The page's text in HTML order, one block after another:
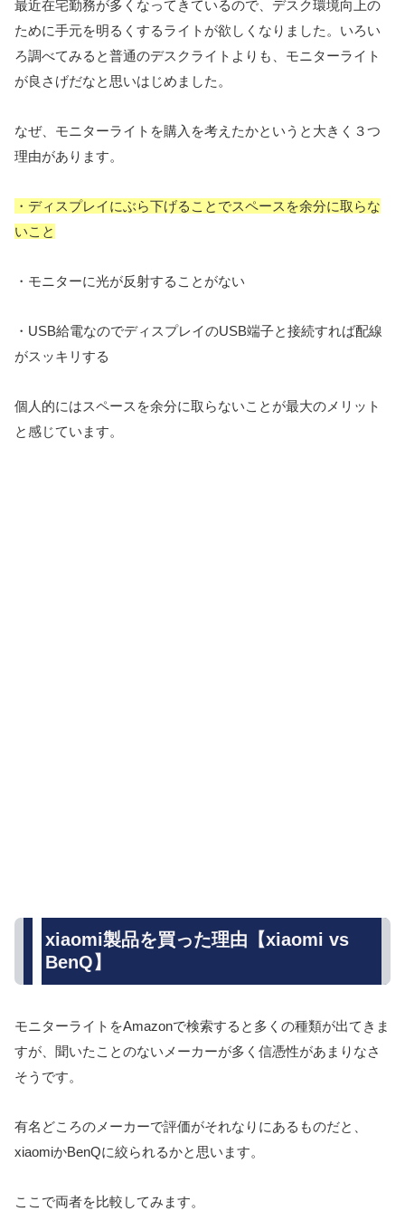
最近在宅勤務が多くなってきているので、デスク環境向上の
ために手元を明るくするライトが欲しくなりました。いろい
ろ調べてみると普通のデスクライトよりも、モニターライト
が良さげだなと思いはじめました。
なぜ、モニターライトを購入を考えたかというと大きく３つ
理由があります。
・ディスプレイにぶら下げることでスペースを余分に取らな
いこと
・モニターに光が反射することがない
・USB給電なのでディスプレイのUSB端子と接続すれば配線
がスッキリする
個人的にはスペースを余分に取らないことが最大のメリット
と感じています。
xiaomi製品を買った理由【xiaomi vs
BenQ】
モニターライトをAmazonで検索すると多くの種類が出てきま
すが、聞いたことのないメーカーが多く信憑性があまりなさ
そうです。
有名どころのメーカーで評価がそれなりにあるものだと、
xiaomiかBenQに絞られるかと思います。
ここで両者を比較してみます。